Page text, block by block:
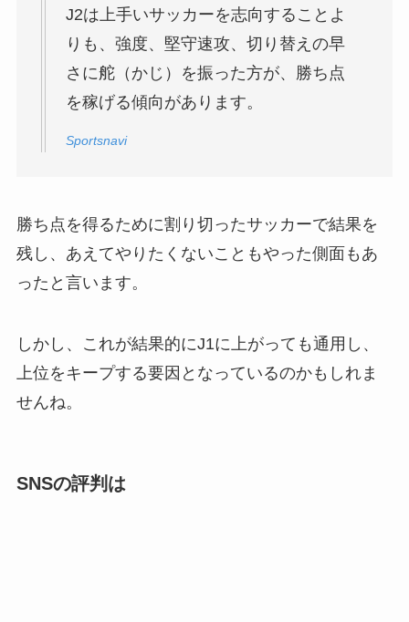
J2は上手いサッカーを志向することよ
りも、強度、堅守速攻、切り替えの早
さに舵（かじ）を振った方が、勝ち点
を稼げる傾向があります。
Sportsnavi
勝ち点を得るために割り切ったサッカーで結果を
残し、あえてやりたくないこともやった側面もあ
ったと言います。
しかし、これが結果的にJ1に上がっても通用し、
上位をキープする要因となっているのかもしれま
せんね。
SNSの評判は